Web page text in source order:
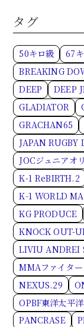
タグ
50キロ級 67
BREAKING
DEEP
DEEP
GLADIATOR
GRACHAN65
JAPAN RUGBY
JOCジュニアオ
K-1 ReBIRTH.2
K-1 WORLD
KG PRODUCE
KNOCK OUT-
LIVIU ANDREI
MMAファイター
NEXUS.29
OPBF東洋太平
PANCRASE